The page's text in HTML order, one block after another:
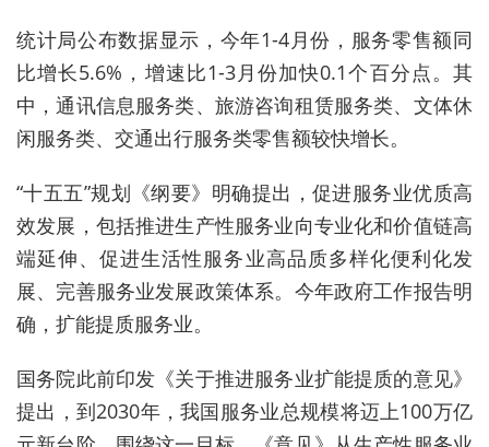
统计局公布数据显示，今年1-4月份，服务零售额同
比增长5.6%，增速比1-3月份加快0.1个百分点。其
中，通讯信息服务类、旅游咨询租赁服务类、文体休
闲服务类、交通出行服务类零售额较快增长。
“十五五”规划《纲要》明确提出，促进服务业优质高
效发展，包括推进生产性服务业向专业化和价值链高
端延伸、促进生活性服务业高品质多样化便利化发
展、完善服务业发展政策体系。今年政府工作报告明
确，扩能提质服务业。
国务院此前印发《关于推进服务业扩能提质的意见》
提出，到2030年，我国服务业总规模将迈上100万亿